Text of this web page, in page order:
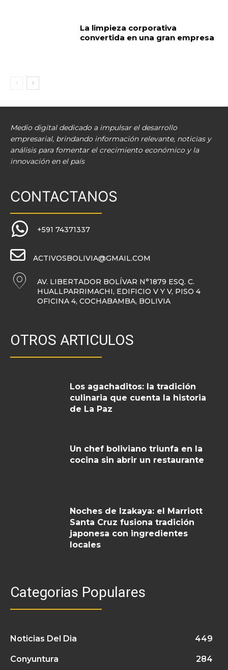
La limpieza corporativa
convertida en una gran empresa
Medio digital dedicado a impulsar el desarrollo
empresarial, brindando información relevante, noticias y
análisis para fomentar el crecimiento económico y la
innovación en el país
CONTACTANOS
+591 74371337
ACTIVOSBOLIVIA@GMAIL.COM
AV. LIBERTADOR BOLÍVAR N°1879 ESQ. C.
HUALLPARRIMACHI, EDIFICIO V Y V, PISO 4
OFICINA 4, COCHABAMBA, BOLIVIA
OTROS ARTICULOS
Los agachaditos: la tradición
culinaria que cuenta la historia
de La Paz
Un chef boliviano triunfa en la
cocina sin abrir un restaurante
Noches de Izakaya: el Marriott
Santa Cruz fusiona tradición
japonesa con ingredientes
locales
Categorias Populares
Noticias Del Dia 449
Conyuntura 284